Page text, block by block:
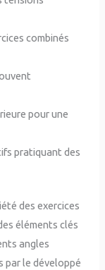
combinés
pour une
pratiquant des
des exercices
éléments clés
angles
par le développé